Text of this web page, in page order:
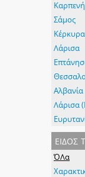
Σάμος
Λάρισα
Αλβανία
Λάρισα
είδος
ΌΛα